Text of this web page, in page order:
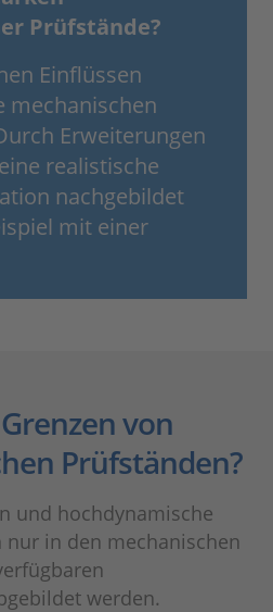
Prüfstände?
Einflüssen
mechanischen
Erweiterungen
realistische
nachgebildet
mit einer
von
Prüfständen?
und hochdynamische
nur in den mechanischen
werden.